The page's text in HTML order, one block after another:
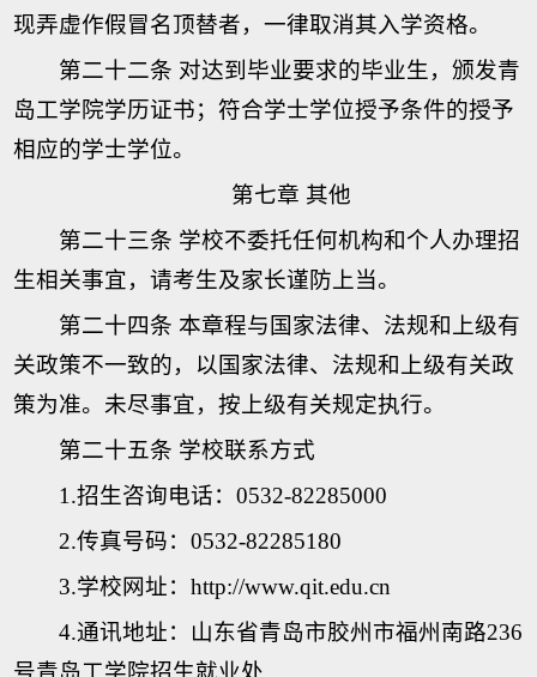
现弄虚作假冒名顶替者，一律取消其入学资格。
第二十二条 对达到毕业要求的毕业生，颁发青
岛工学院学历证书；符合学士学位授予条件的授予
相应的学士学位。
第七章 其他
第二十三条 学校不委托任何机构和个人办理招
生相关事宜，请考生及家长谨防上当。
第二十四条 本章程与国家法律、法规和上级有
关政策不一致的，以国家法律、法规和上级有关政
策为准。未尽事宜，按上级有关规定执行。
第二十五条 学校联系方式
1.招生咨询电话：0532-82285000
2.传真号码：0532-82285180
3.学校网址：http://www.qit.edu.cn
4.通讯地址：山东省青岛市胶州市福州南路236
号青岛工学院招生就业处